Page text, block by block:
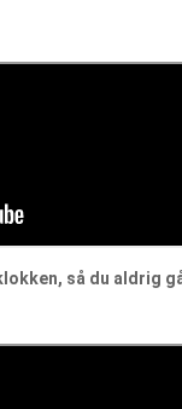
så du aldrig